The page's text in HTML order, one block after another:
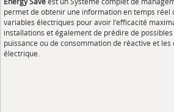
permet de obtenir une information en temps réel
variables électriques pour avoir l’efficacité
installations et également de prédire de
puissance ou de consommation de réactive et
électrique.